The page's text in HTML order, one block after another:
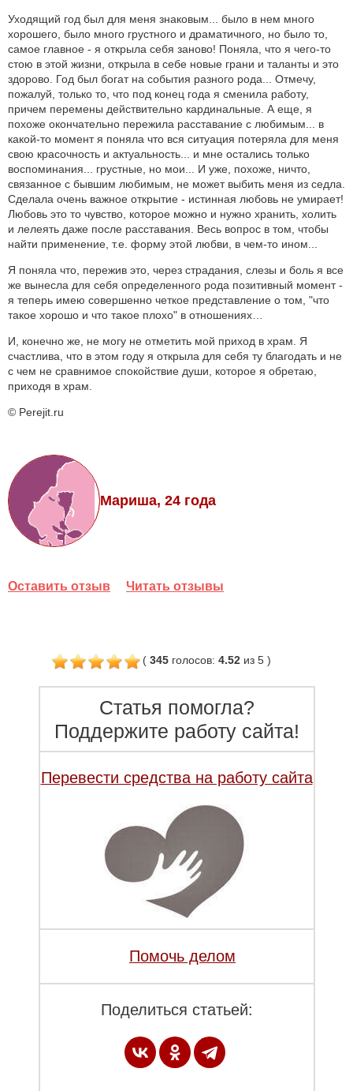
Уходящий год был для меня знаковым... было в нем много
хорошего, было много грустного и драматичного, но было то,
самое главное - я открыла себя заново! Поняла, что я чего-то
стою в этой жизни, открыла в себе новые грани и таланты и это
здорово. Год был богат на события разного рода... Отмечу,
пожалуй, только то, что под конец года я сменила работу,
причем перемены действительно кардинальные. А еще, я
похоже окончательно пережила расставание с любимым... в
какой-то момент я поняла что вся ситуация потеряла для меня
свою красочность и актуальность... и мне остались только
воспоминания... грустные, но мои... И уже, похоже, ничто,
связанное с бывшим любимым, не может выбить меня из седла.
Сделала очень важное открытие - истинная любовь не умирает!
Любовь это то чувство, которое можно и нужно хранить, холить
и лелеять даже после расставания. Весь вопрос в том, чтобы
найти применение, т.е. форму этой любви, в чем-то ином...
Я поняла что, пережив это, через страдания, слезы и боль я все
же вынесла для себя определенного рода позитивный момент -
я теперь имею совершенно четкое представление о том, "что
такое хорошо и что такое плохо" в отношениях…
И, конечно же, не могу не отметить мой приход в храм. Я
счастлива, что в этом году я открыла для себя ту благодать и не
с чем не сравнимое спокойствие души, которое я обретаю,
приходя в храм.
© Perejit.ru
Мариша, 24 года
Оставить отзыв Читать отзывы
( 345 голосов: 4.52из 5)
Статья помогла?
Поддержите работу сайта!
Перевести средства на работу сайта
Помочь делом
Поделиться статьей: